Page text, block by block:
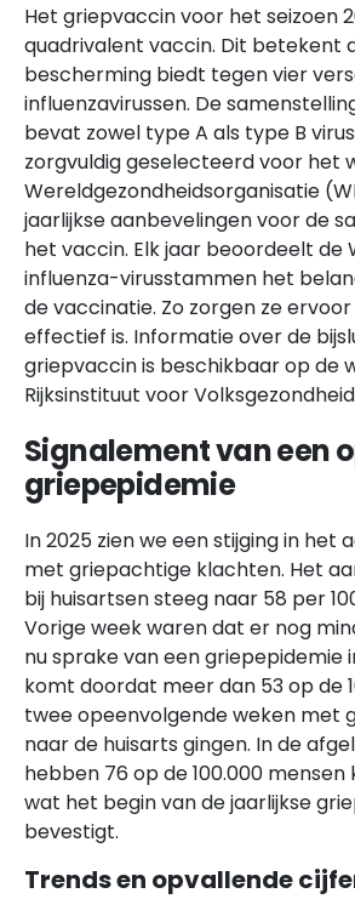
Het griepvaccin voor het seizoen
quadrivalent vaccin. Dit betekent
bescherming biedt tegen vier
influenzavirussen. De
bevat zowel type A als type B
zorgvuldig geselecteerd voor het
Wereldgezondheidsorganisatie
jaarlijkse aanbevelingen voor de
het vaccin. Elk jaar beoordeelt de
influenza-virusstammen het
de vaccinatie. Zo zorgen ze
effectief is. Informatie over de
griepvaccin is beschikbaar op de
Rijksinstituut voor
Signalement van een
griepepidemie
In 2025 zien we een stijging in het
met griepachtige klachten. Het
bij huisartsen steeg naar 58 per
Vorige week waren dat er nog
nu sprake van een griepepidemie
komt doordat meer dan 53 op de
twee opeenvolgende weken met
naar de huisarts gingen. In de
hebben 76 op de 100.000
wat het begin van de jaarlijkse
bevestigt.
Trends en opvallende